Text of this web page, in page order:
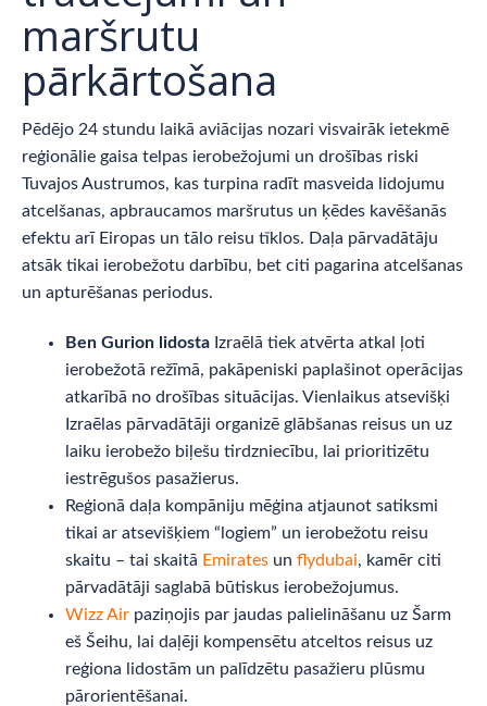
maršrutu
pārkārtošana
Pēdējo 24 stundu laikā aviācijas nozari visvairāk ietekmē
reģionālie gaisa telpas ierobežojumi un drošības riski
Tuvajos Austrumos, kas turpina radīt masveida lidojumu
atcelšanas, apbraucamos maršrutus un ķēdes kavēšanās
efektu arī Eiropas un tālo reisu tīklos. Daļa pārvadātāju
atsāk tikai ierobežotu darbību, bet citi pagarina atcelšanas
un apturēšanas periodus.
Ben Gurion lidosta Izraēlā tiek atvērta atkal ļoti
ierobežotā režīmā, pakāpeniski paplašinot operācijas
atkarībā no drošības situācijas. Vienlaikus atsevišķi
Izraēlas pārvadātāji organizē glābšanas reisus un uz
laiku ierobežo biļešu tirdzniecību, lai prioritizētu
iestrēgušos pasažierus.
Reģionā daļa kompāniju mēģina atjaunot satiksmi
tikai ar atsevišķiem “logiem” un ierobežotu reisu
skaitu – tai skaitā Emirates un flydubai, kamēr citi
pārvadātāji saglabā būtiskus ierobežojumus.
Wizz Air paziņojis par jaudas palielināšanu uz Šarm
eš Šeihu, lai daļēji kompensētu atceltos reisus uz
reģiona lidostām un palīdzētu pasažieru plūsmu
pārorientēšanai.